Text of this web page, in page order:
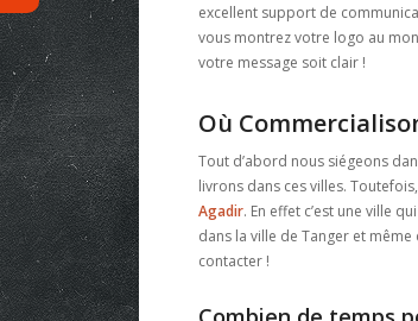
excellent support de
vous montrez votre logo au
votre message soit clair !
Où
Tout d’abord nous siégeons
livrons dans ces villes.
Agadir. En effet c’est une ville
dans la ville de Tanger et
contacter !